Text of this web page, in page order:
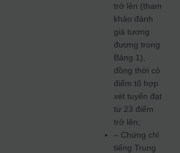
trở lên (tham
khảo đánh
giá tương
đương trong
Bảng 1),
đồng thời có
điểm tổ hợp
xét tuyển đạt
từ 23 điểm
trở lên;
– Chứng chỉ
tiếng Trung